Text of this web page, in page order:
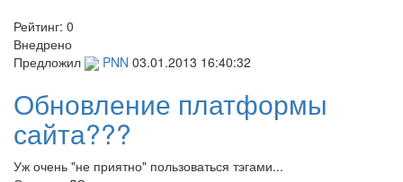
Рейтинг: 0
Внедрено
Предложил
PNN 03.01.2013 16:40:32
Обновление платформы
сайта???
Уж очень "не приятно" пользоваться тэгами...